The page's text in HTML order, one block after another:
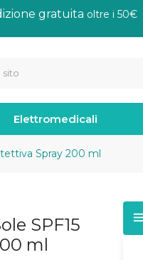
gratuita oltre i 50€
Elettromedicali
Spray 200 ml
SPF15
ml